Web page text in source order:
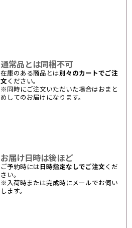
通常品とは同梱不可
在庫のある商品とは別々のカートでご注
文 ください。
※同時にご注文いただいた場合はおまと
めしてのお届けになります。
お届け日時は後ほど
ご予約時には 日時指定なしでご注文 くだ
さい。
※入荷時または完成時にメールでお伺い
します。